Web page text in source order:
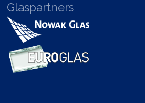
Glaspartners